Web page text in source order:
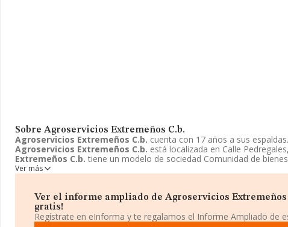
Sobre Agroservicios Extremeños C.b.
Agroservicios Extremeños C.b. cuenta con 17 años a sus
Agroservicios Extremeños C.b. está localizada en Calle
Extremeños C.b. tiene un modelo de sociedad Comunidad de
Ver más
Ver el informe ampliado de Agroservicios Extremeños
gratis!
Regístrate en eInforma y te regalamos el Informe Ampliado de